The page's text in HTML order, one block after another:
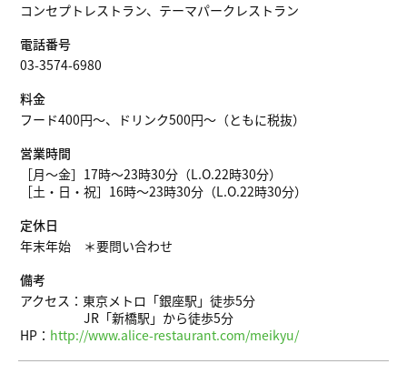
コンセプトレストラン、テーマパークレストラン
電話番号
03-3574-6980
料金
フード400円〜、ドリンク500円〜（ともに税抜）
営業時間
［月～金］17時～23時30分（L.O.22時30分）
［土・日・祝］16時～23時30分（L.O.22時30分）
定休日
年末年始 ＊要問い合わせ
備考
アクセス：東京メトロ「銀座駅」徒歩5分
JR「新橋駅」から徒歩5分
HP： http://www.alice-restaurant.com/meikyu/